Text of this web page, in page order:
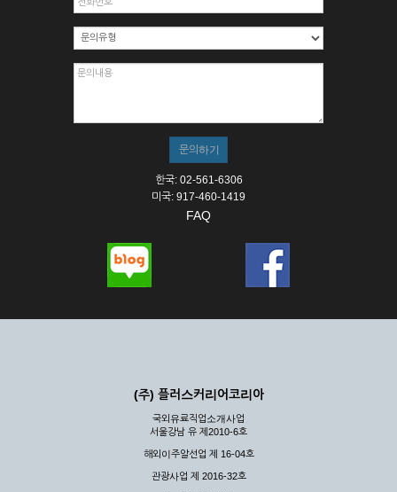
한국: 02-561-6306
미국: 917-460-1419
FAQ
(주) 플러스커리어코리아
국외유료직업소개사업
서울강남 유 제2010-6호
해외이주알선업 제 16-04호
관광사업 제 2016-32호